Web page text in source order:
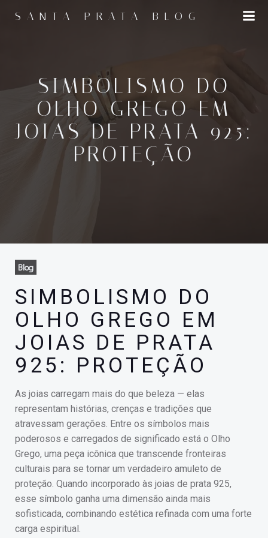
para
SANTA PRATA BLOG
SIMBOLISMO DO
OLHO GREGO EM
JOIAS DE PRATA 925:
PROTEÇÃO
Blog
SIMBOLISMO DO
OLHO GREGO EM
JOIAS DE PRATA
925: PROTEÇÃO
As joias carregam mais do que beleza — elas
representam histórias, crenças e tradições que
atravessam gerações. Entre os símbolos mais
poderosos e carregados de significado está o Olho
Grego, uma peça icônica que transcende fronteiras
culturais para se tornar um verdadeiro amuleto de
proteção. Quando incorporado às joias de prata 925,
esse símbolo ganha uma dimensão ainda mais
sofisticada, combinando estética refinada com uma forte
carga espiritual.